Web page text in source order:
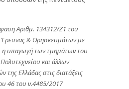
Αριθμ. 134312/Ζ1 του
Έρευνας & Θρησκευμάτων με
η υπαγωγή των τμημάτων του
και άλλων
της Ελλάδας στις διατάξεις
46 του ν.4485/2017